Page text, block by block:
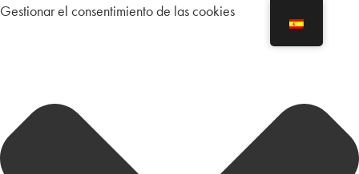
Gestionar el consentimiento de las cookies